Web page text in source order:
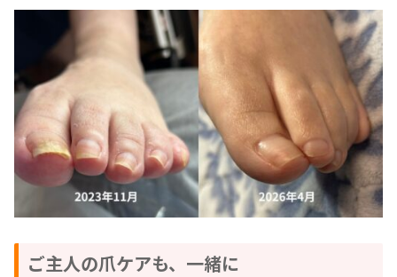
ご主人の爪ケアも、一緒に